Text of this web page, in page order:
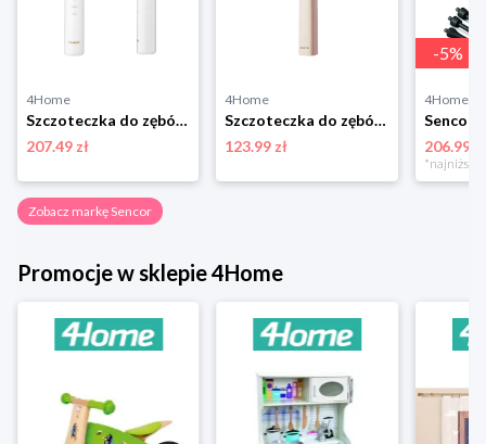
4Home
Szczoteczka do zębów Sencor SOC 4103GD
207.49 zł
4Home
Szczoteczka do zębów Sencor SOC 4011GD,różowo-złota
123.99 zł
-5%
4Home
206.99 zł
Zobacz markę Sencor
Promocje w sklepie 4Home